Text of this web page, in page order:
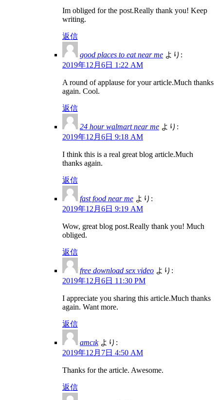
Im obliged for the post.Really thank you! Keep
writing.
返信
good places to eat near me より:
2019年12月6日 1:22 AM
A round of applause for your article.Much thanks
again. Cool.
返信
24 hour walmart near me より:
2019年12月6日 9:18 AM
I think this is a real great blog article.Much
thanks again.
返信
fast food near me より:
2019年12月6日 9:19 AM
Wow, great blog post.Really thank you! Much
obliged.
返信
free download sex video より:
2019年12月6日 11:30 PM
I appreciate you sharing this article.Much thanks
again. Want more.
返信
amcık より:
2019年12月7日 4:50 AM
Thanks for the article. Awesome.
返信